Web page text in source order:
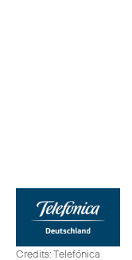
Credits: Telefónica